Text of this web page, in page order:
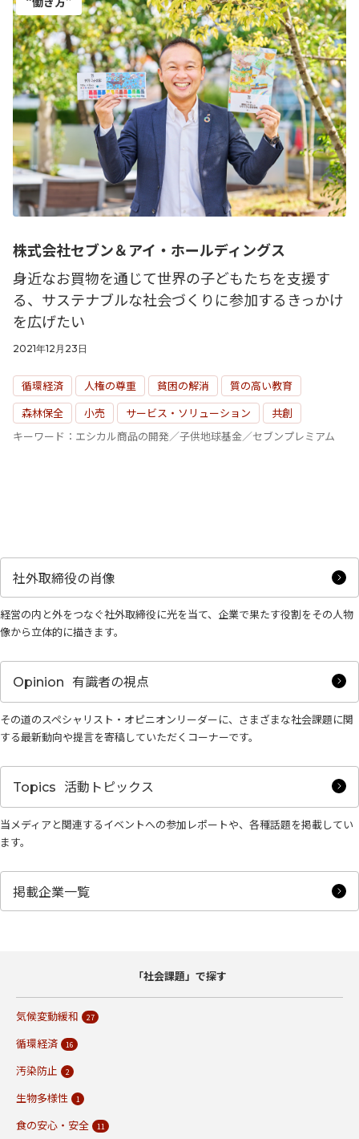
株式会社セブン＆アイ・ホールディングス
身近なお買物を通じて世界の子どもたちを支援す
る、サステナブルな社会づくりに参加するきっかけ
を広げたい
2021年12月23日
循環経済 人権の尊重 貧困の解消
質の高い教育
森林保全
小売 サービス・ソリューション
共創
キーワード：エシカル商品の開発／子供地球基金／セブンプレミアム
社外取締役の肖像
経営の内と外をつなぐ社外取締役に光を当て、企業で果たす役割をその人物
像から立体的に描きます。
Opinion 有識者の視点
その道のスペシャリスト・オピニオンリーダーに、さまざまな社会課題に関
する最新動向や提言を寄稿していただくコーナーです。
Topics 活動トピックス
当メディアと関連するイベントへの参加レポートや、各種話題を掲載してい
ます。
掲載企業一覧
「社会課題」で探す
気候変動緩和 27
循環経済 16
汚染防止 2
生物多様性 1
食の安心・安全 11